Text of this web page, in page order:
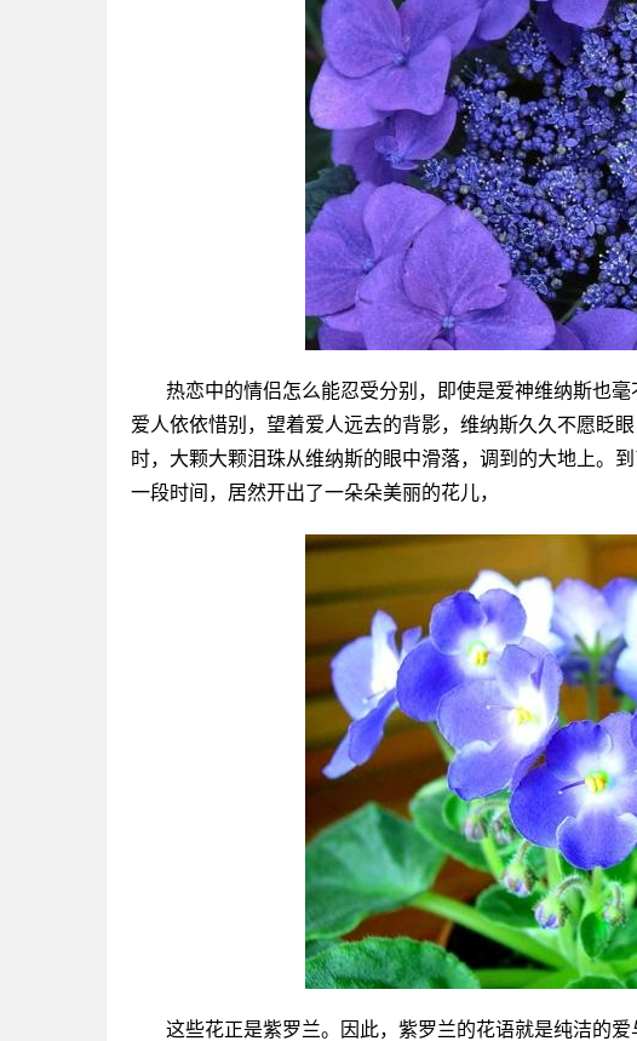
热恋中的情侣怎么能忍受分别，即使是爱神维纳斯也
爱人依依惜别，望着爱人远去的背影，维纳斯久久不愿眨
时，大颗大颗泪珠从维纳斯的眼中滑落，调到的大地上。
一段时间，居然开出了一朵朵美丽的花儿，
这些花正是紫罗兰。因此，紫罗兰的花语就是纯洁的爱